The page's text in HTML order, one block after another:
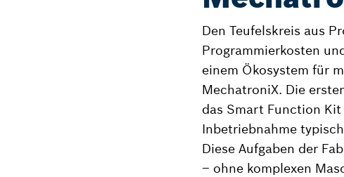
Den Teufelskreis aus
Programmierkosten
einem Ökosystem für
MechatroniX. Die
das Smart Function
Inbetriebnahme
Diese Aufgaben der
– ohne komplexen